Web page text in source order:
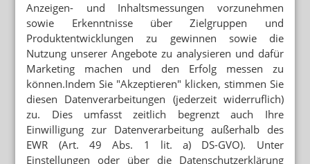
Anzeigen- und Inhaltsmessungen vorzunehmen
sowie Erkenntnisse über Zielgruppen und
Produktentwicklungen zu gewinnen sowie die
Nutzung unserer Angebote zu analysieren und dafür
Marketing machen und den Erfolg messen zu
können.Indem Sie "Akzeptieren" klicken, stimmen Sie
diesen Datenverarbeitungen (jederzeit widerruflich)
zu. Dies umfasst zeitlich begrenzt auch Ihre
Einwilligung zur Datenverarbeitung außerhalb des
EWR (Art. 49 Abs. 1 lit. a) DS-GVO). Unter
Einstellungen oder über die Datenschutzerklärung